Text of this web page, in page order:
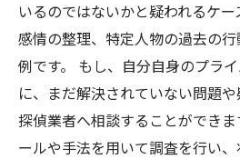
いるのではないかと疑われるケ
感情の整理、特定人物の過去の
例です。 もし、自分自身のプラ
に、まだ解決されていない問題や
探偵業者へ相談することができ
ールや手法を用いて調査を行い